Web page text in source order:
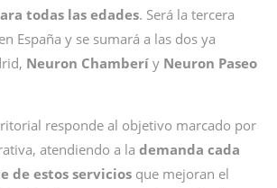
todas las edades. Será la tercera
España y se sumará a las dos ya
Neuron Chamberí y Neuron Paseo
responde al objetivo marcado por
atendiendo a la demanda cada
de estos servicios que mejoran el